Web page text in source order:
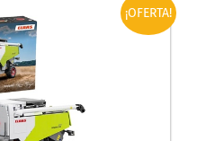
¡OFERTA!